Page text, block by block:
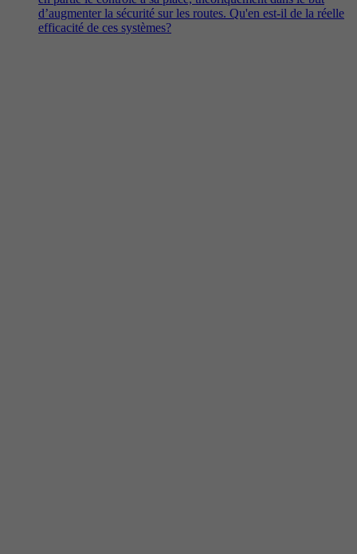
d’augmenter la sécurité sur les routes. Qu'en est-il de la réelle
efficacité de ces systèmes?